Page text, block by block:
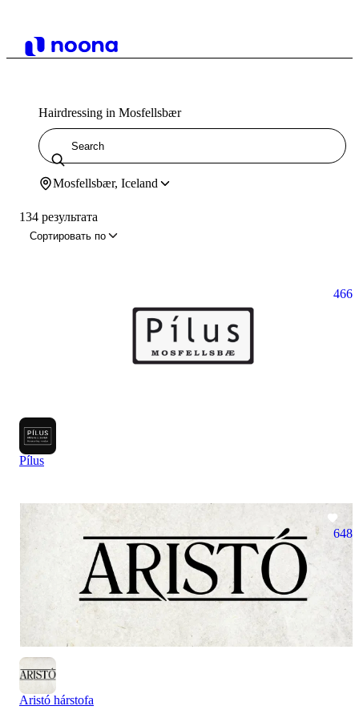
Hairdressing in Mosfellsbær
Mosfellsbær, Iceland
134 результата
Сортировать по
466
Pílus
648
Aristó hárstofa